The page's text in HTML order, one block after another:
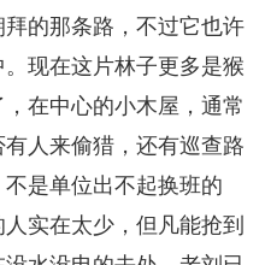
的那条路，不过它也许
现在这片林子更多是猴
在中心的小木屋，通常
人来偷猎，还有巡查路
不是单位出不起换班的
实在太少，但凡能抢到